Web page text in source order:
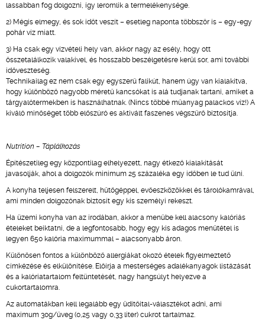
lassabban fog dolgozni, így leromlik a termelékenysége.
2) Mégis elmegy, és sok időt veszít – esetleg naponta többször is – egy-egy
pohár víz miatt.
3) Ha csak egy vízvételi hely van, akkor nagy az esély, hogy ott
összetalálkozik valakivel, és hosszabb beszélgetésre kerül sor, ami további
időveszteség.
Technikailag ez nem csak egy egyszerű falikút, hanem úgy van kialakítva,
hogy különböző nagyobb méretű kancsókat is alá tudjanak tartani, amiket a
tárgyalótermekben is használhatnak. (Nincs többé műanyag palackos víz!) A
kiváló minőséget több előszúró es aktivált faszenes végszűrő biztosítja.
Nutrition – Táplálkozás
Építészetileg egy központilag elhelyezett, nagy étkező kialakítását
javasolják, ahol a dolgozók minimum 25 százaléka egy időben le tud ülni.
A konyha teljesen felszerelt, hűtőgéppel, evőeszközökkel és tárolókamrával,
ami minden dolgozónak biztosít egy kis személyi rekeszt.
Ha üzemi konyha van az irodában, akkor a menübe kell alacsony kalóriás
ételeket beiktatni, de a legfontosabb, hogy egy kis adagos menütétel is
legyen 650 kalória maximummal – alacsonyabb áron.
Különösen fontos a különböző allergiákat okozó ételek figyelmeztető
címkézése és elkülönítése. Előírja a mesterséges adalékanyagok listázását
és a kalóriatartalom feltüntetését, nagy hangsúlyt helyezve a
cukortartalomra.
Az automatákban kell legalább egy üdítőital-választékot adni, ami
maximum 30g/üveg (0,25 vagy 0,33 liter) cukrot tartalmaz.